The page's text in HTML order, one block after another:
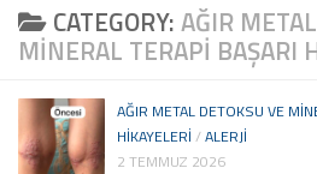
CATEGORY:AĞIR
MINERAL TERAPI BAŞARI
AĞIR METAL DETOKSU VE
HIKAYELERI /ALERJI
2 TEMMUZ 2026